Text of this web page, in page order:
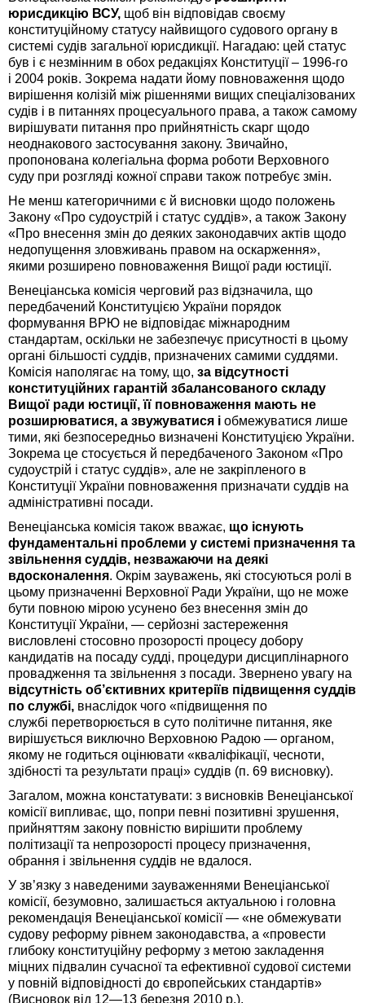
юрисдикцію ВСУ, щоб він відповідав своєму
конституційному статусу найвищого судового органу в
системі судів загальної юрисдикції. Нагадаю: цей статус
був і є незмінним в обох редакціях Конституції – 1996-го
і 2004 років. Зокрема надати йому повноваження щодо
вирішення колізій між рішеннями вищих спеціалізованих
судів і в питаннях процесуального права, а також самому
вирішувати питання про прийнятність скарг щодо
неоднакового застосування закону. Звичайно,
пропонована колегіальна форма роботи Верховного
суду при розгляді кожної справи також потребує змін.
Не менш категоричними є й висновки щодо положень
Закону «Про судоустрій і статус суддів», а також Закону
«Про внесення змін до деяких законодавчих актів щодо
недопущення зловживань правом на оскарження»,
якими розширено повноваження Вищої ради юстиції.
Венеціанська комісія черговий раз відзначила, що
передбачений Конституцією України порядок
формування ВРЮ не відповідає міжнародним
стандартам, оскільки не забезпечує присутності в цьому
органі більшості суддів, призначених самими суддями.
Комісія наполягає на тому, що, за відсутності
конституційних гарантій збалансованого складу
Вищої ради юстиції, її повноваження мають не
розширюватися, а звужуватися і обмежуватися лише
тими, які безпосередньо визначені Конституцією України.
Зокрема це стосується й передбаченого Законом «Про
судоустрій і статус суддів», але не закріпленого в
Конституції України повноваження призначати суддів на
адміністративні посади.
Венеціанська комісія також вважає, що існують
фундаментальні проблеми у системі призначення та
звільнення суддів, незважаючи на деякі
вдосконалення. Окрім зауважень, які стосуються ролі в
цьому призначенні Верховної Ради України, що не може
бути повною мірою усунено без внесення змін до
Конституції України, — серйозні застереження
висловлені стосовно прозорості процесу добору
кандидатів на посаду судді, процедури дисциплінарного
провадження та звільнення з посади. Звернено увагу на
відсутність об’єктивних критеріїв підвищення суддів
по службі, внаслідок чого «підвищення по
службі перетворюється в суто політичне питання, яке
вирішується виключно Верховною Радою — органом,
якому не годиться оцінювати «кваліфікації, чесноти,
здібності та результати праці» суддів (п. 69 висновку).
Загалом, можна констатувати: з висновків Венеціанської
комісії випливає, що, попри певні позитивні зрушення,
прийняттям закону повністю вирішити проблему
політизації та непрозорості процесу призначення,
обрання і звільнення суддів не вдалося.
У зв’язку з наведеними зауваженнями Венеціанської
комісії, безумовно, залишається актуальною і головна
рекомендація Венеціанської комісії — «не обмежувати
судову реформу рівнем законодавства, а «провести
глибоку конституційну реформу з метою закладення
міцних підвалин сучасної та ефективної судової системи
у повній відповідності до європейських стандартів»
(Висновок від 12—13 березня 2010 р.).